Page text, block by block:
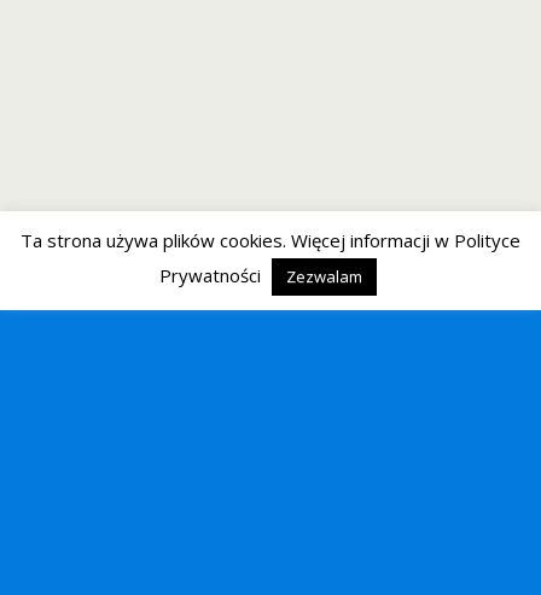
Ta strona używa plików cookies. Więcej informacji w Polityce
Prywatności
Zezwalam